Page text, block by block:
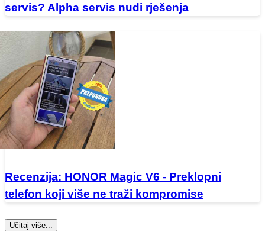
servis? Alpha servis nudi rješenja
Recenzija: HONOR Magic V6 - Preklopni
telefon koji više ne traži kompromise
Učitaj više...